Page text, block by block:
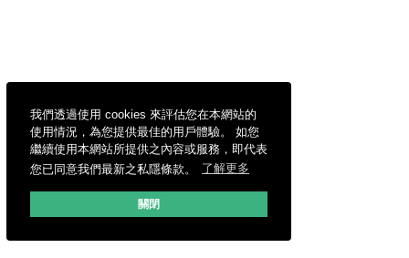
我們透過使用 cookies 來評估您在本網站的
使用情況，為您提供最佳的用戶體驗。 如您
繼續使用本網站所提供之內容或服務，即代表
您已同意我們最新之私隱條款。
了解更多
關閉